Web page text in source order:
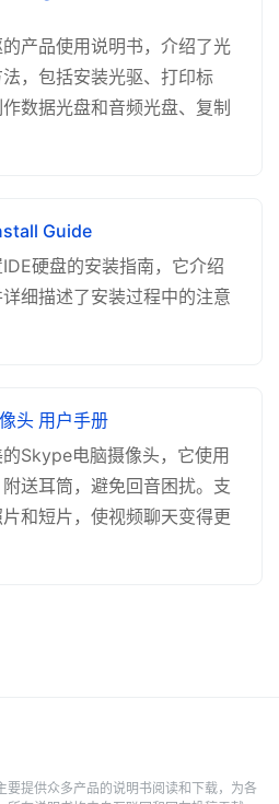
产品使用说明书，介绍了光
，包括安装光驱、打印标
数据光盘和音频光盘、复制
Guide
硬盘的安装指南，它介绍
细描述了安装过程中的注意
头 用户手册
Skype电脑摄像头，它使用
送耳筒，避免回音困扰。支
和短片，使视频聊天变得更
要提供众多产品的说明书阅读和下载，为各